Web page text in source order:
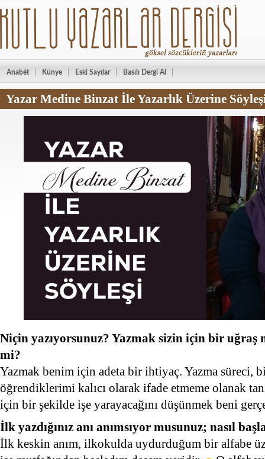
Anabét Künye Eski Sayılar Basılı Dergi Al
Yazar Medine Binzat İle Yazarlık Üzerine
Niçin yazıyorsunuz? Yazmak sizin için bir uğraş
mi?
Yazmak benim için adeta bir ihtiyaç. Yazma süreci,
öğrendiklerimi kalıcı olarak ifade etmeme olanak
için bir şekilde işe yarayacağını düşünmek beni
İlk yazdığınız anı anımsıyor musunuz; nasıl
İlk keskin anım, ilkokulda uydurduğum bir alfabe